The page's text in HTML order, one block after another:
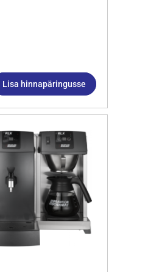
Lisa hinnapäringusse